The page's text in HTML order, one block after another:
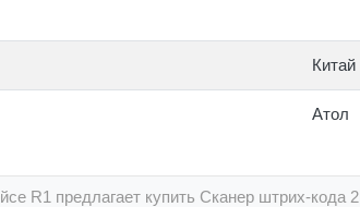
Китай
Атол
R1 предлагает купить Сканер штрих-